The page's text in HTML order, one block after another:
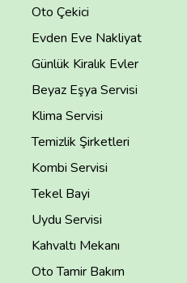
Oto Çekici
Evden Eve Nakliyat
Günlük Kiralık Evler
Beyaz Eşya Servisi
Klima Servisi
Temizlik Şirketleri
Kombi Servisi
Tekel Bayi
Uydu Servisi
Kahvaltı Mekanı
Oto Tamir Bakım